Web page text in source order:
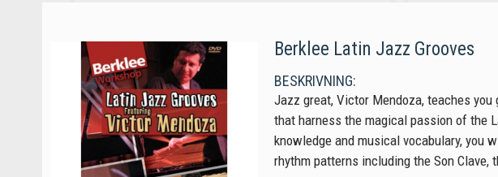
Berklee Latin Jazz Grooves
BESKRIVNING:
Jazz great, Victor Mendoza, teaches
that harness the magical passion of the
knowledge and musical vocabulary, you
rhythm patterns including the Son Clave,